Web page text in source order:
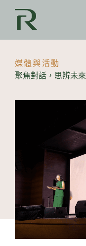
媒體與活動
聚焦對話，思辨未來